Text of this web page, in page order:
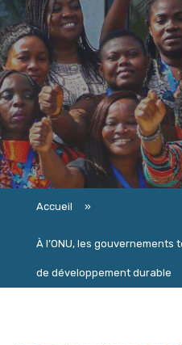
Accueil »
À l’ONU, les
de développement durable